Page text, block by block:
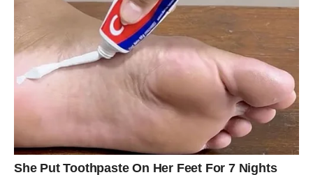
Vage ulaze u jedan od najromantičnijih perioda u
posljednje vrijeme.
Ako ste slobodni, moguće je poznanstvo koje odmah
djeluje sudbinski i veoma posebno.
Srodna duša dolazi u pravo vrijeme
Pred vama su trenuci koje ćete pamtiti cijelog života.